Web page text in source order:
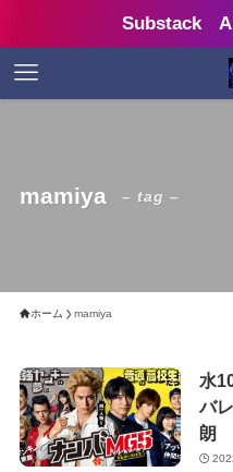
Substack
mamiya – tag –
ホーム mamiya
水
バ
朗